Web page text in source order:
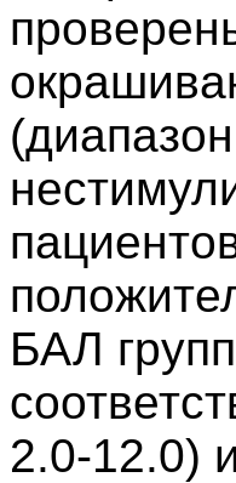
БАЛ
2.0-12.0)